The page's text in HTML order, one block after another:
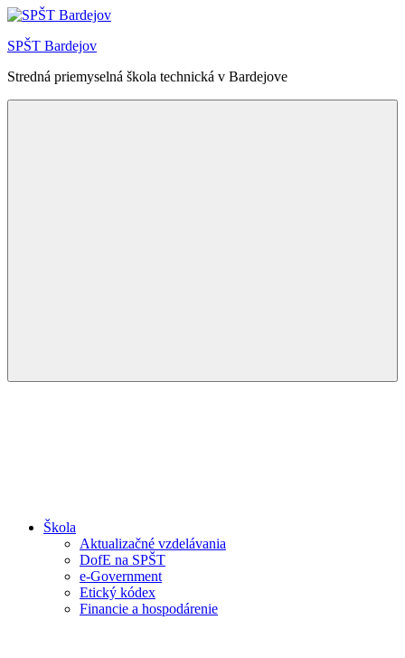
Skip
content
SPŠT Bardejov
Stredná priemyselná škola technická v Bardejove
Škola
Aktualizačné vzdelávania
DofE na SPŠT
e-Government
Etický kódex
Financie a hospodárenie